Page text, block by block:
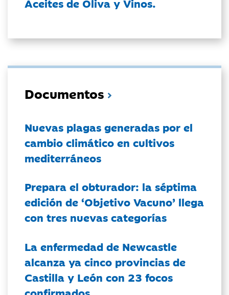
Aceites de Oliva y Vinos.
Documentos
Nuevas plagas generadas por el
cambio climático en cultivos
mediterráneos
Prepara el obturador: la séptima
edición de ‘Objetivo Vacuno’ llega
con tres nuevas categorías
La enfermedad de Newcastle
alcanza ya cinco provincias de
Castilla y León con 23 focos